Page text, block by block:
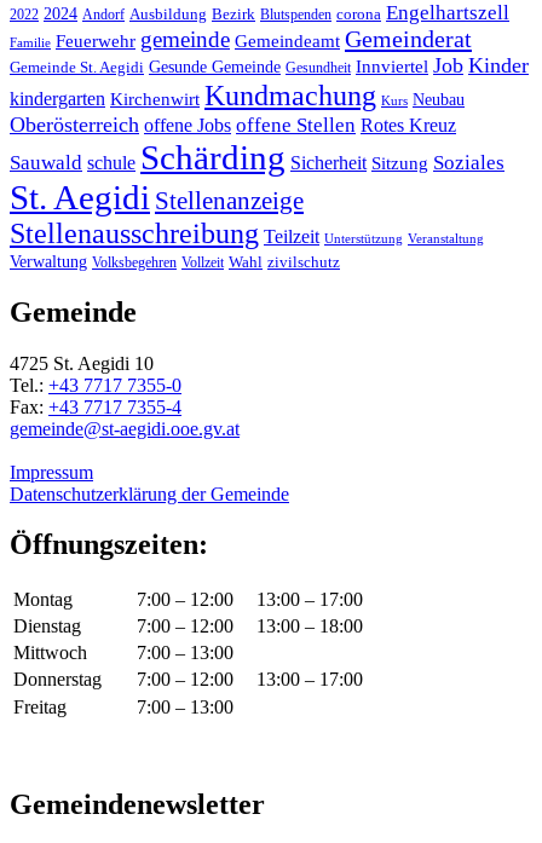
2022 2024 Andorf Ausbildung Bezirk Blutspenden corona Engelhartszell
Familie Feuerwehr gemeinde Gemeindeamt Gemeinderat
Gemeinde St. Aegidi Gesunde Gemeinde Gesundheit Innviertel Job Kinder
kindergarten Kirchenwirt Kundmachung Kurs Neubau
Oberösterreich offene Jobs offene Stellen Rotes Kreuz
Sauwald schule Schärding Sicherheit Sitzung Soziales
St. Aegidi Stellenanzeige
Stellenausschreibung Teilzeit Unterstützung Veranstaltung
Verwaltung Volksbegehren Vollzeit Wahl zivilschutz
Gemeinde
4725 St. Aegidi 10
Tel.: +43 7717 7355-0
Fax: +43 7717 7355-4
gemeinde@st-aegidi.ooe.gv.at
Impressum
Datenschutzerklärung der Gemeinde
Öffnungszeiten:
Montag 7:00 – 12:00
13:00 – 17:00
Dienstag
7:00 – 12:00
13:00 – 18:00
Mittwoch
7:00 – 13:00
Donnerstag
7:00 – 12:00
13:00 – 17:00
Freitag
7:00 – 13:00
Gemeindenewsletter